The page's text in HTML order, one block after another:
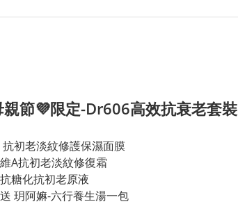
親節💜限定-Dr606高效抗衰老套裝
抗初老淡紋修護保濕面膜
A抗初老淡紋修復霜
糖化抗初老原液
玥阿嫲-六行養生湯一包